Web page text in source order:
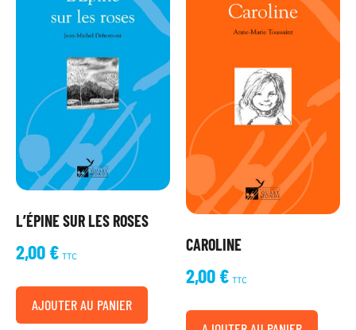
L’ÉPINE SUR LES ROSES
2,00€ TTC
AJOUTER AU PANIER
CAROLINE
2,00€ TTC